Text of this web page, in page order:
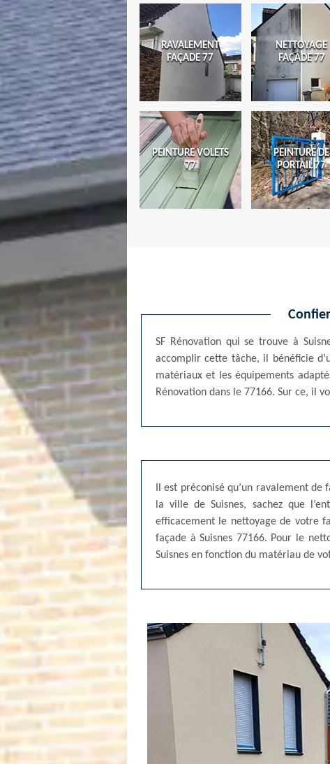
RAVALEMENT
FAÇADE 77
NETTOYAGE
FAÇADE 77
PEINTURE VOLETS
77
PEINTURE DE
PORTAIL 77
SF Rénovation qui se trouve à
accomplir cette tâche, il bénéficie
matériaux et les équipements
Rénovation dans le 77166. Sur ce, il
Il est préconisé qu’un ravalement
la ville de Suisnes, sachez que
efficacement le nettoyage de votre
façade à Suisnes 77166. Pour le
Suisnes en fonction du matériau de